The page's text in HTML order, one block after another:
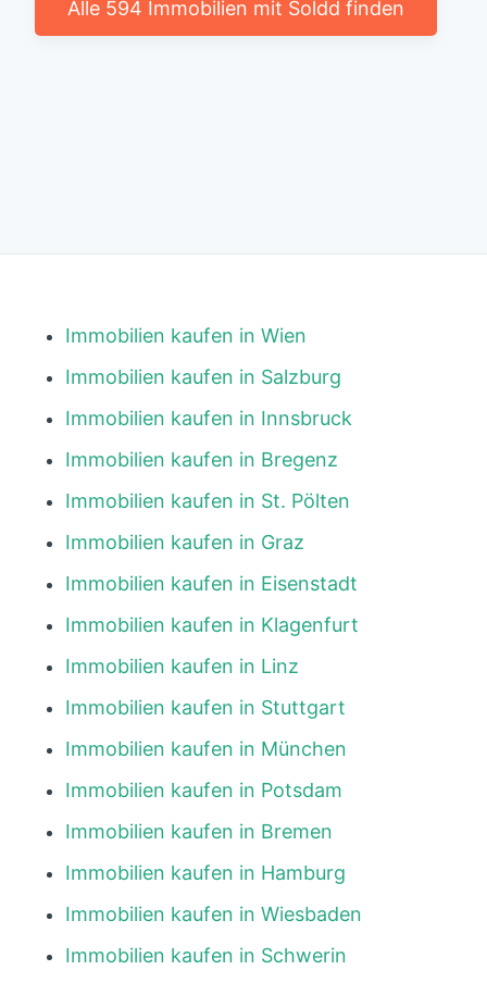
Alle 594 Immobilien mit Soldd finden
Immobilien kaufen in Wien
Immobilien kaufen in Salzburg
Immobilien kaufen in Innsbruck
Immobilien kaufen in Bregenz
Immobilien kaufen in St. Pölten
Immobilien kaufen in Graz
Immobilien kaufen in Eisenstadt
Immobilien kaufen in Klagenfurt
Immobilien kaufen in Linz
Immobilien kaufen in Stuttgart
Immobilien kaufen in München
Immobilien kaufen in Potsdam
Immobilien kaufen in Bremen
Immobilien kaufen in Hamburg
Immobilien kaufen in Wiesbaden
Immobilien kaufen in Schwerin